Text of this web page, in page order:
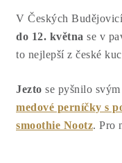
V Českých
do 12. května se v
to nejlepší z české
Jezto se pyšnilo
medové perníčky s
smoothie Nootz. Pro